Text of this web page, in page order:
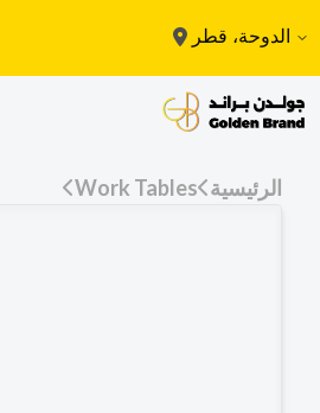
الدوحة، قطر
الرئيسية Work Tables